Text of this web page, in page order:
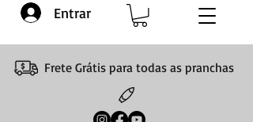
Frete Grátis para todas as pranchas
Entrar